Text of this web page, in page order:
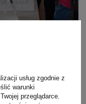
przy
usług zgodnie z
warunki
przeglądarce.